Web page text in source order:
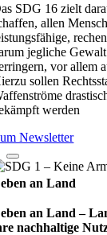
SDG 16 zielt
allen
jegliche
vor allem
sollen
werden
Newsletter
an Land
an Land –
nach­hal­tige